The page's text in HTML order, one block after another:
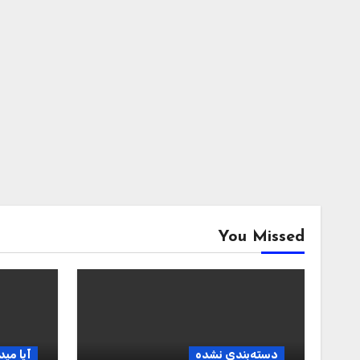
You Missed
دسته‌بندی نشده آیا